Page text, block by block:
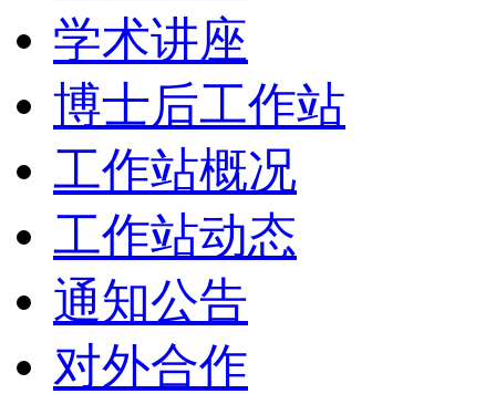
学术讲座
博士后工作站
工作站概况
工作站动态
通知公告
对外合作